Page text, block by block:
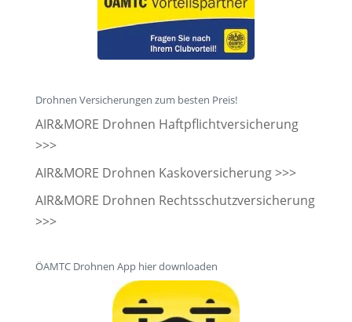
Drohnen Versicherungen zum besten Preis!
AIR&MORE Drohnen Haftpflichtversicherung
>>>
AIR&MORE Drohnen Kaskoversicherung >>>
AIR&MORE Drohnen Rechtsschutzversicherung
>>>
ÖAMTC Drohnen App hier downloaden